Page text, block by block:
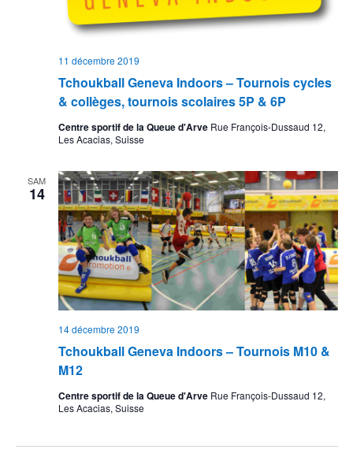
Tchoukball Geneva Indoors – Tournois cycles
& collèges, tournois scolaires 5P & 6P
11 décembre 2019
Centre sportif de la Queue d'Arve Rue François-Dussaud 12,
Les Acacias, Suisse
SAM
14
Tchoukball Geneva Indoors – Tournois M10 &
M12
14 décembre 2019
Centre sportif de la Queue d'Arve Rue François-Dussaud 12,
Les Acacias, Suisse